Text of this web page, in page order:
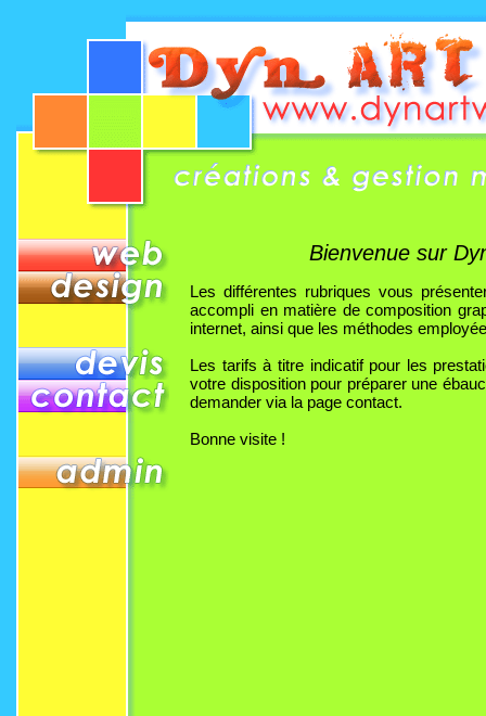
Bienvenue sur
Les différentes rubriques vous
accompli en matière de composition
internet, ainsi que les méthodes
Les tarifs à titre indicatif pour les
votre disposition pour préparer une
demander via la page contact.
Bonne visite !